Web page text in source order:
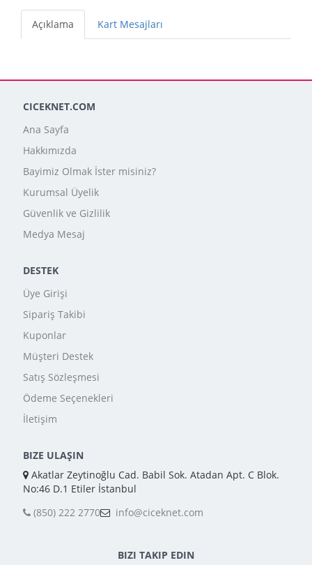
Açıklama Kart Mesajları
CICEKNET.COM
Ana Sayfa
Hakkımızda
Bayimiz Olmak İster misiniz?
Kurumsal Üyelik
Güvenlik ve Gizlilik
Medya Mesaj
DESTEK
Üye Girişi
Sipariş Takibi
Kuponlar
Müşteri Destek
Satış Sözleşmesi
Ödeme Seçenekleri
İletişim
BIZE ULAŞIN
Akatlar Zeytinoğlu Cad. Babil Sok. Atadan Apt. C Blok.
No:46 D.1 Etiler İstanbul
(850) 222 2770
info@ciceknet.com
BIZI TAKIP EDIN